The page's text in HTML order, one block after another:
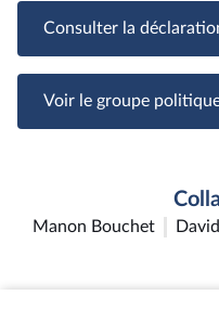
Consulter la
Voir le groupe
Manon Bouchet